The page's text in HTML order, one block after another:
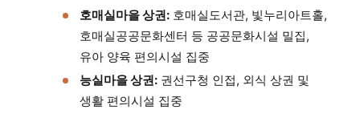
호매실마을 상권: 호매실도서관, 빛누리아트홀,
호매실공공문화센터 등 공공문화시설 밀집,
유아 양육 편의시설 집중
능실마을 상권: 권선구청 인접, 외식 상권 및
생활 편의시설 집중